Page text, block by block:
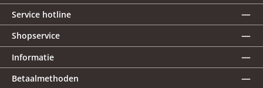
Service hotline
Shopservice
Informatie
Betaalmethoden